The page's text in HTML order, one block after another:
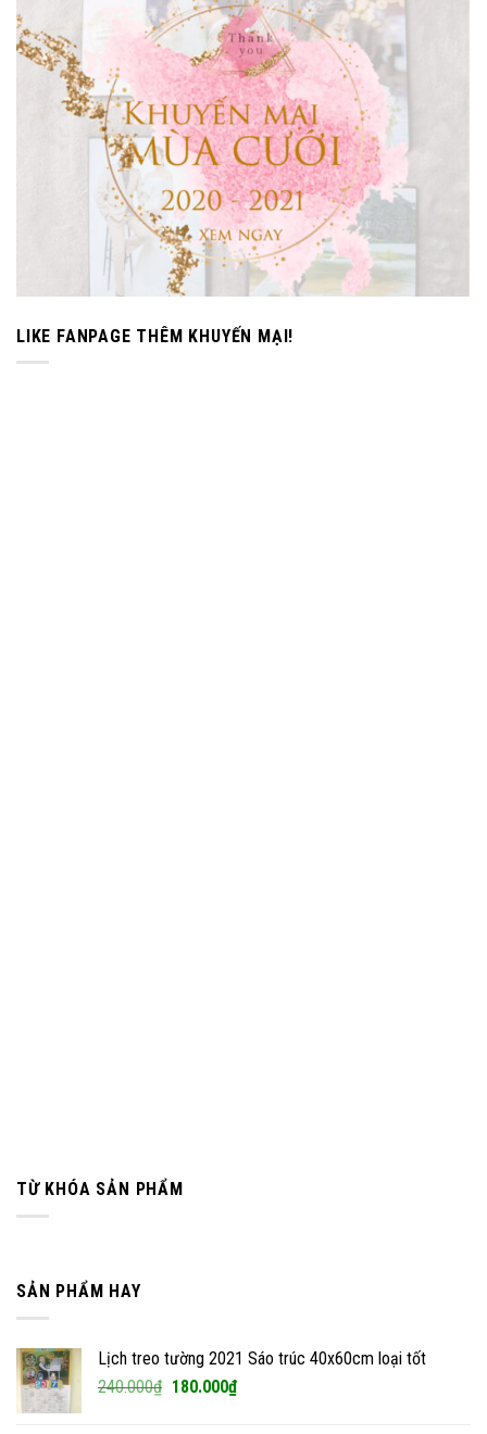
LIKE FANPAGE THÊM KHUYẾN MẠI!
TỪ KHÓA SẢN PHẨM
SẢN PHẨM HAY
Lịch treo tường 2021 Sáo trúc 40x60cm loại tốt
240.000₫ Giá
180.000₫Giá